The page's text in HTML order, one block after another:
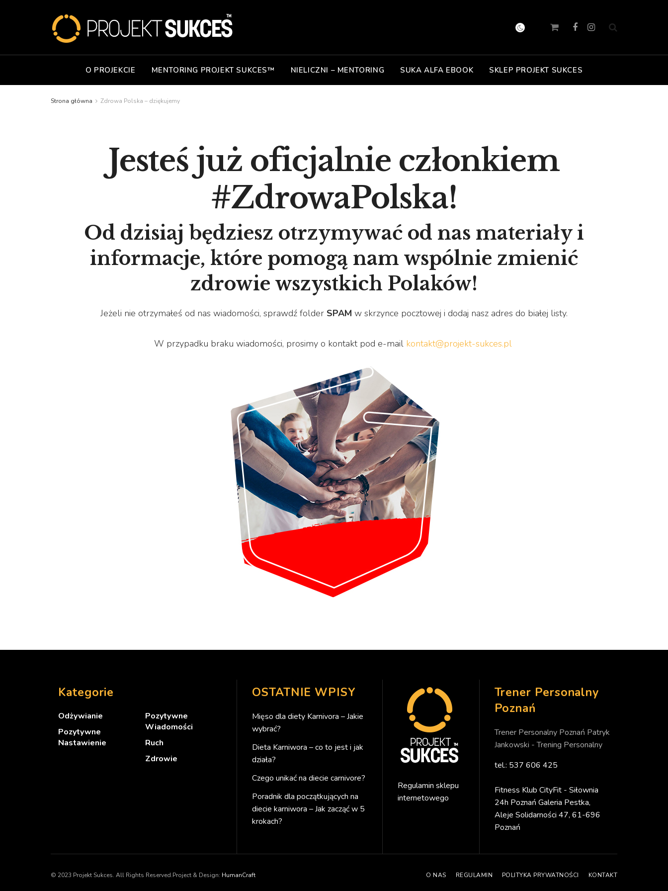
O PROJEKCIE MENTORING PROJEKT SUKCES™ NIELICZNI – MENTORING SUKA ALFA EBOOK SKLEP PROJEKT SUKCES
Strona główna Zdrowa Polska – dziękujemy
Jesteś już oficjalnie członkiem
#ZdrowaPolska!
Od dzisiaj będziesz otrzymywać od nas materiały i
informacje, które pomogą nam wspólnie zmienić
zdrowie wszystkich Polaków!
Jeżeli nie otrzymałeś od nas wiadomości, sprawdź folder SPAM w skrzynce pocztowej i dodaj nasz adres do białej listy.
W przypadku braku wiadomości, prosimy o kontakt pod e-mail kontakt@projekt-sukces.pl
Kategorie
Odżywianie
Pozytywne
Nastawienie
Pozytywne
Wiadomości
Ruch
Zdrowie
OSTATNIE WPISY
Mięso dla diety Karnivora – Jakie
wybrać?
Dieta Karniwora – co to jest i jak
działa?
Czego unikać na diecie carnivore?
Poradnik dla początkujących na
diecie karniwora – Jak zacząć w 5
krokach?
Regulamin sklepu
internetowego
Trener Personalny
Poznań
Trener Personalny Poznań Patryk
Jankowski - Trening Personalny
tel.: 537 606 425
Fitness Klub CityFit - Siłownia
24h Poznań Galeria Pestka,
Aleje Solidarności 47, 61-696
Poznań
O NAS REGULAMIN POLITYKA PRYWATNOŚCI KONTAKT
© 2023 Projekt Sukces. All Rights Reserved.Project & Design: HumanCraft